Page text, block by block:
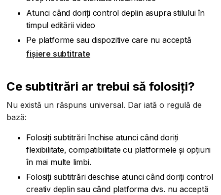
Atunci când doriți control deplin asupra stilului în
timpul editării video
Pe platforme sau dispozitive care nu acceptă
fișiere subtitrate
Ce subtitrări ar trebui să folosiți?
Nu există un răspuns universal. Dar iată o regulă de
bază:
Folosiți subtitrări închise atunci când doriți
flexibilitate, compatibilitate cu platformele și opțiuni
în mai multe limbi.
Folosiți subtitrări deschise atunci când doriți control
creativ deplin sau când platforma dvs. nu acceptă